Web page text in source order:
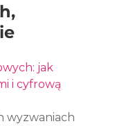
jak
i cyfrową
wyzwaniach